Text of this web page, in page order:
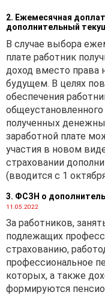
2. Ежемесячная
дополнительный
В случае выбора
плате работник
доход вместо права
будущем. В целях
обеспечения
полученных
заработной плате
участия в новом
страховании
(вводится с 1
3. ФСЗН о
11.05.2022
За работников,
подлежащих
страхованию,
профессиональное
которых, а также
формируются